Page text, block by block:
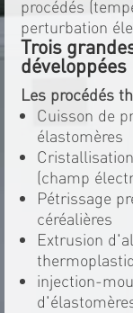
procédés
perturbation
Trois
développées
Les procédés
Cuisson de
élastomères
(champ
Pétrissage
céréalières
Extrusion
injection-